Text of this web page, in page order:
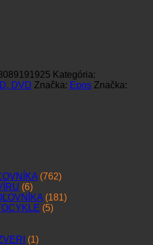
Kategória:
DVD Značka: Epos Značka:
(762)
(6)
(181)
(5)
(1)